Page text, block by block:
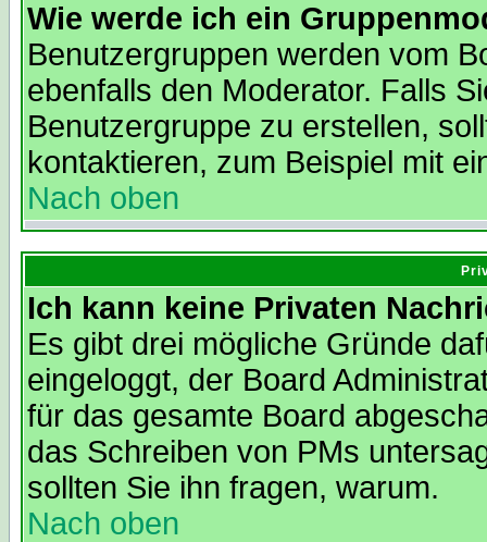
Wie werde ich ein
Benutzergruppen werden vom
ebenfalls den Moderator. Falls
Benutzergruppe zu erstellen,
kontaktieren, zum Beispiel mit
Nach oben
Ich kann keine Privaten
Es gibt drei mögliche Gründe
eingeloggt, der Board
für das gesamte Board
das Schreiben von PMs
sollten Sie ihn fragen, warum.
Nach oben